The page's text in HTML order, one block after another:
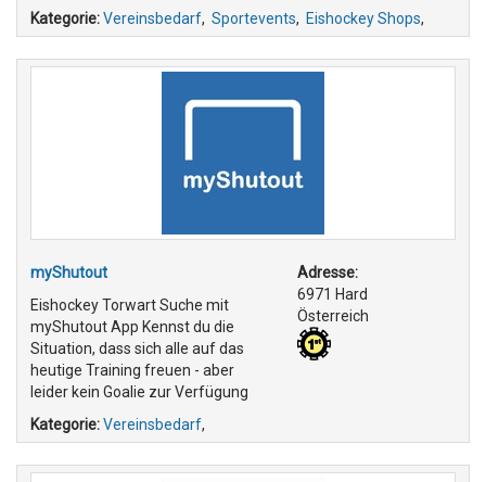
Kategorie:Vereinsbedarf, Sportevents, Eishockey Shops,
myShutout
Eishockey Torwart Suche mit
myShutout App Kennst du die
Situation, dass sich alle auf das
heutige Training freuen - aber
leider kein Goalie zur Verfügung
Adresse:
6971 Hard
Österreich
Kategorie:Vereinsbedarf,